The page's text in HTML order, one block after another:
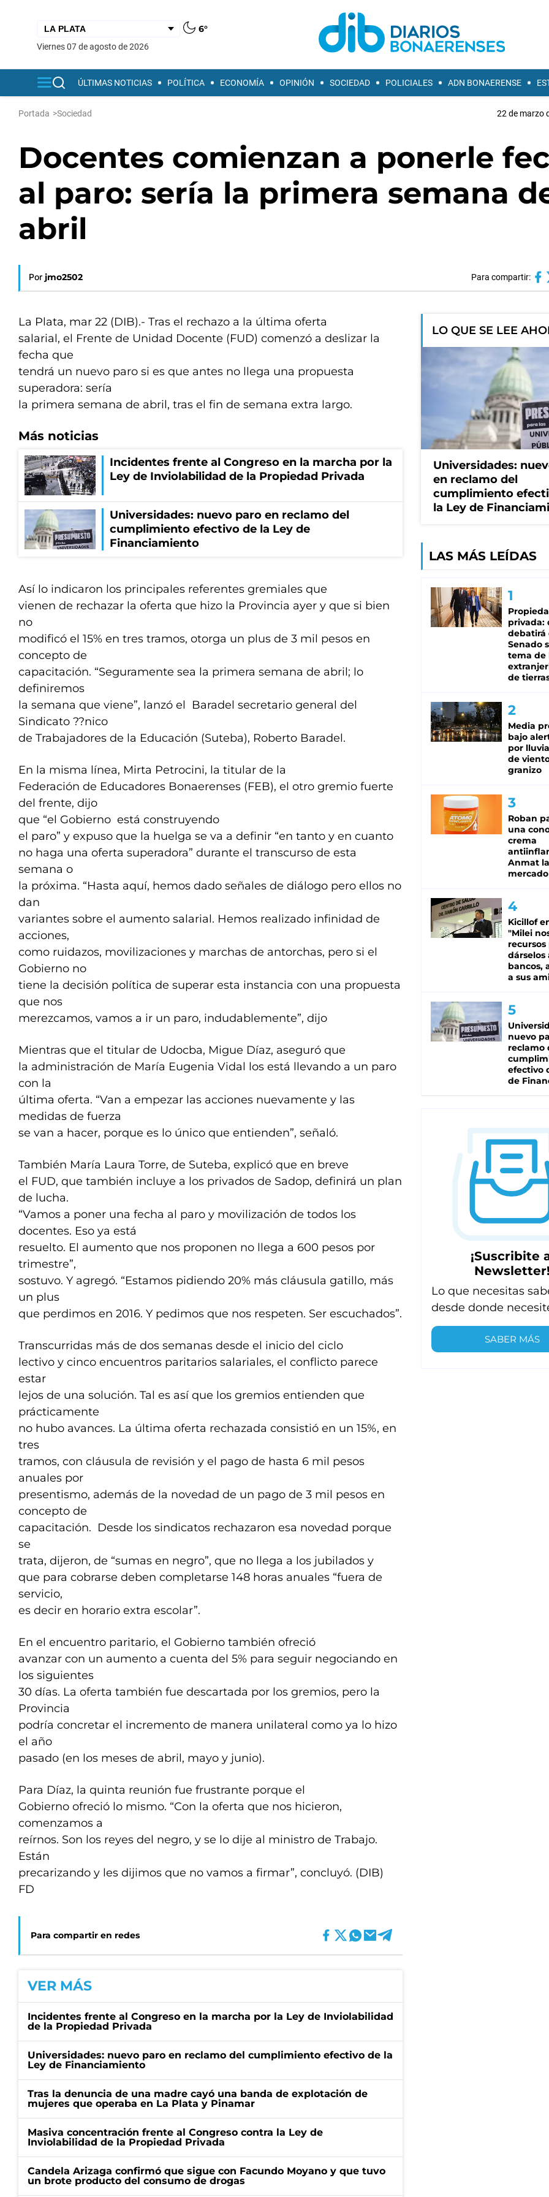
6°
viernes 07 de agosto de 2026
ÚLTIMAS NOTICIAS POLÍTICA ECONOMÍA OPINIÓN SOCIEDAD POLICIALES ADN BONAERENSE
Portada >Sociedad 22 de marzo
Docentes comienzan a ponerle
al paro: sería la primera semana
abril
Por jmo2502 Para compartir:
La Plata, mar 22 (DIB).- Tras el rechazo a la última oferta
salarial, el Frente de Unidad Docente (FUD) comenzó a deslizar la
fecha que
tendrá un nuevo paro si es que antes no llega una propuesta
superadora: sería
la primera semana de abril, tras el fin de semana extra largo.
Más noticias
Incidentes frente al Congreso en la marcha por la
Ley de Inviolabilidad de la Propiedad Privada
Universidades: nuevo paro en reclamo del
cumplimiento efectivo de la Ley de
Financiamiento
Así lo indicaron los principales referentes gremiales que
vienen de rechazar la oferta que hizo la Provincia ayer y que si bien
no
modificó el 15% en tres tramos, otorga un plus de 3 mil pesos en
concepto de
capacitación. “Seguramente sea la primera semana de abril; lo
definiremos
la semana que viene”, lanzó el Baradel secretario general del
Sindicato ??nico
de Trabajadores de la Educación (Suteba), Roberto Baradel.
En la misma línea, Mirta Petrocini, la titular de la
Federación de Educadores Bonaerenses (FEB), el otro gremio fuerte
del frente, dijo
que “el Gobierno está construyendo
el paro” y expuso que la huelga se va a definir “en tanto y en cuanto
no haga una oferta superadora” durante el transcurso de esta
semana o
la próxima. “Hasta aquí, hemos dado señales de diálogo pero ellos no
dan
variantes sobre el aumento salarial. Hemos realizado infinidad de
acciones,
como ruidazos, movilizaciones y marchas de antorchas, pero si el
Gobierno no
tiene la decisión política de superar esta instancia con una propuesta
que nos
merezcamos, vamos a ir un paro, indudablemente”, dijo
Mientras que el titular de Udocba, Migue Díaz, aseguró que
la administración de María Eugenia Vidal los está llevando a un paro
con la
última oferta. “Van a empezar las acciones nuevamente y las
medidas de fuerza
se van a hacer, porque es lo único que entienden”, señaló.
También María Laura Torre, de Suteba, explicó que en breve
el FUD, que también incluye a los privados de Sadop, definirá un plan
de lucha.
“Vamos a poner una fecha al paro y movilización de todos los
docentes. Eso ya está
resuelto. El aumento que nos proponen no llega a 600 pesos por
trimestre”,
sostuvo. Y agregó. “Estamos pidiendo 20% más cláusula gatillo, más
un plus
que perdimos en 2016. Y pedimos que nos respeten. Ser escuchados”.
Transcurridas más de dos semanas desde el inicio del ciclo
lectivo y cinco encuentros paritarios salariales, el conflicto parece
estar
lejos de una solución. Tal es así que los gremios entienden que
prácticamente
no hubo avances. La última oferta rechazada consistió en un 15%, en
tres
tramos, con cláusula de revisión y el pago de hasta 6 mil pesos
anuales por
presentismo, además de la novedad de un pago de 3 mil pesos en
concepto de
capacitación. Desde los sindicatos rechazaron esa novedad porque
se
trata, dijeron, de “sumas en negro”, que no llega a los jubilados y
que para cobrarse deben completarse 148 horas anuales “fuera de
servicio,
es decir en horario extra escolar”.
En el encuentro paritario, el Gobierno también ofreció
avanzar con un aumento a cuenta del 5% para seguir negociando en
los siguientes
30 días. La oferta también fue descartada por los gremios, pero la
Provincia
podría concretar el incremento de manera unilateral como ya lo hizo
el año
pasado (en los meses de abril, mayo y junio).
Para Díaz, la quinta reunión fue frustrante porque el
Gobierno ofreció lo mismo. “Con la oferta que nos hicieron,
comenzamos a
reírnos. Son los reyes del negro, y se lo dije al ministro de Trabajo.
Están
precarizando y les dijimos que no vamos a firmar”, concluyó. (DIB)
FD
Para compartir en redes
VER MÁS
Incidentes frente al Congreso en la marcha por la Ley de Inviolabilidad
de la Propiedad Privada
Universidades: nuevo paro en reclamo del cumplimiento efectivo de la
Ley de Financiamiento
Tras la denuncia de una madre cayó una banda de explotación de
mujeres que operaba en La Plata y Pinamar
Masiva concentración frente al Congreso contra la Ley de
Inviolabilidad de la Propiedad Privada
Candela Arizaga confirmó que sigue con Facundo Moyano y que tuvo
un brote producto del consumo de drogas
LO QUE SE LEE
Universidades:
en reclamo del
cumplimiento
la Ley de
LAS MÁS LEÍDAS
privada:
debatirá
Senado
tema de
de
Media
bajo
por
de
granizo
Roban
una
crema
Anmat
mercado
Kicillof
"Milei
recursos
dárselos
bancos,
a sus
nuevo
reclamo
efectivo
de
¡Suscribite
Newsletter!
Lo que necesitas
desde donde
SABER MÁS